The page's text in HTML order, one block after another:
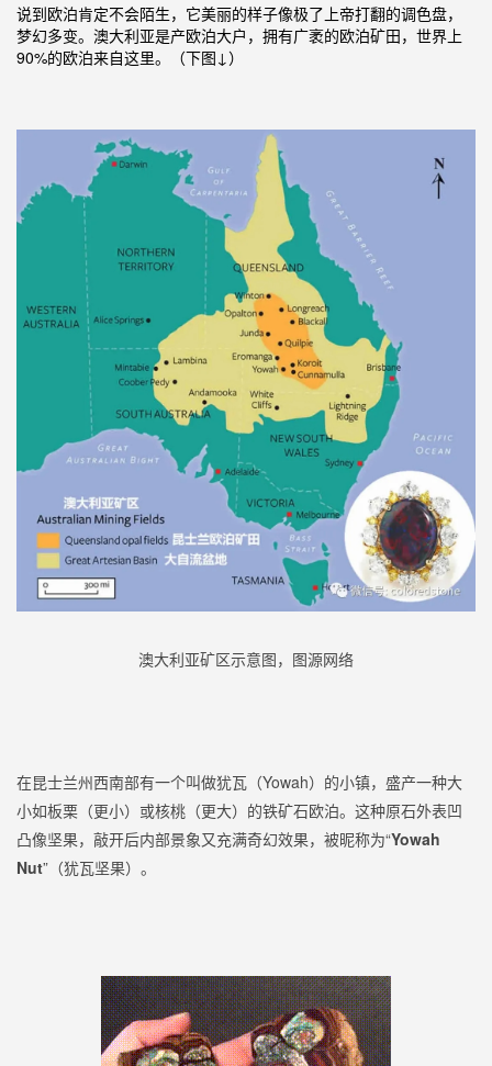
说到欧泊肯定不会陌生，它美丽的样子像极了上帝打翻的调色盘，
梦幻多变。澳大利亚是产欧泊大户，拥有广袤的欧泊矿田，世界上
90%的欧泊来自这里。（下图↓）
澳大利亚矿区示意图，图源网络
在昆士兰州西南部有一个叫做犹瓦（Yowah）的小镇，盛产一种大
小如板栗（更小）或核桃（更大）的铁矿石欧泊。这种原石外表凹
凸像坚果，敲开后内部景象又充满奇幻效果，被昵称为“Yowah
Nut”（犹瓦坚果）。